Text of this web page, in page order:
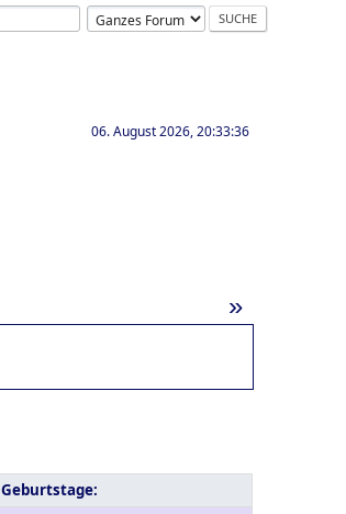
06. August 2026, 20:33:36
»
Geburtstage: